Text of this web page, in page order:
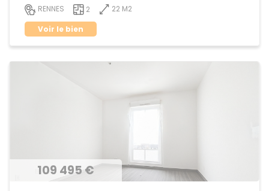
RENNES 2
22 M2
Voir le bien
109 495 €